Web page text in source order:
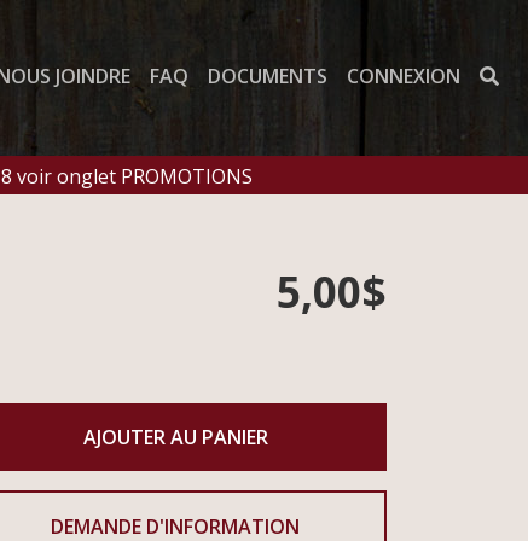
JOINDRE FAQ DOCUMENTS CONNEXION
8 voir onglet PROMOTIONS
5,00$
DEMANDE D'INFORMATION